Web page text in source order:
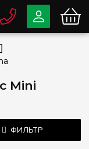
Mini
ФИЛЬТР
63-07
79-78